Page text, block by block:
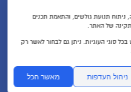
ישראל ב"ק
: א'-ה'
ניתוח תנועת גולשים, והתאמת תכנים
של האתר.
סוגי העוגיות. ניתן גם לבחור לאשר רק
ניהול העדפות מאשר הכל